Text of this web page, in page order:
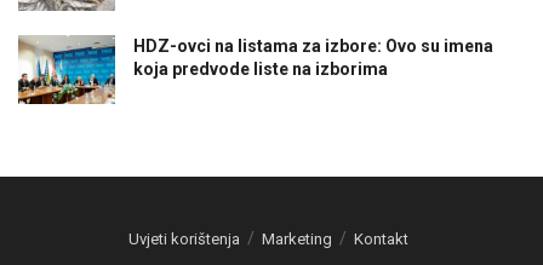
HDZ-ovci na listama za izbore: Ovo su imena
koja predvode liste na izborima
Uvjeti korištenja Marketing Kontakt